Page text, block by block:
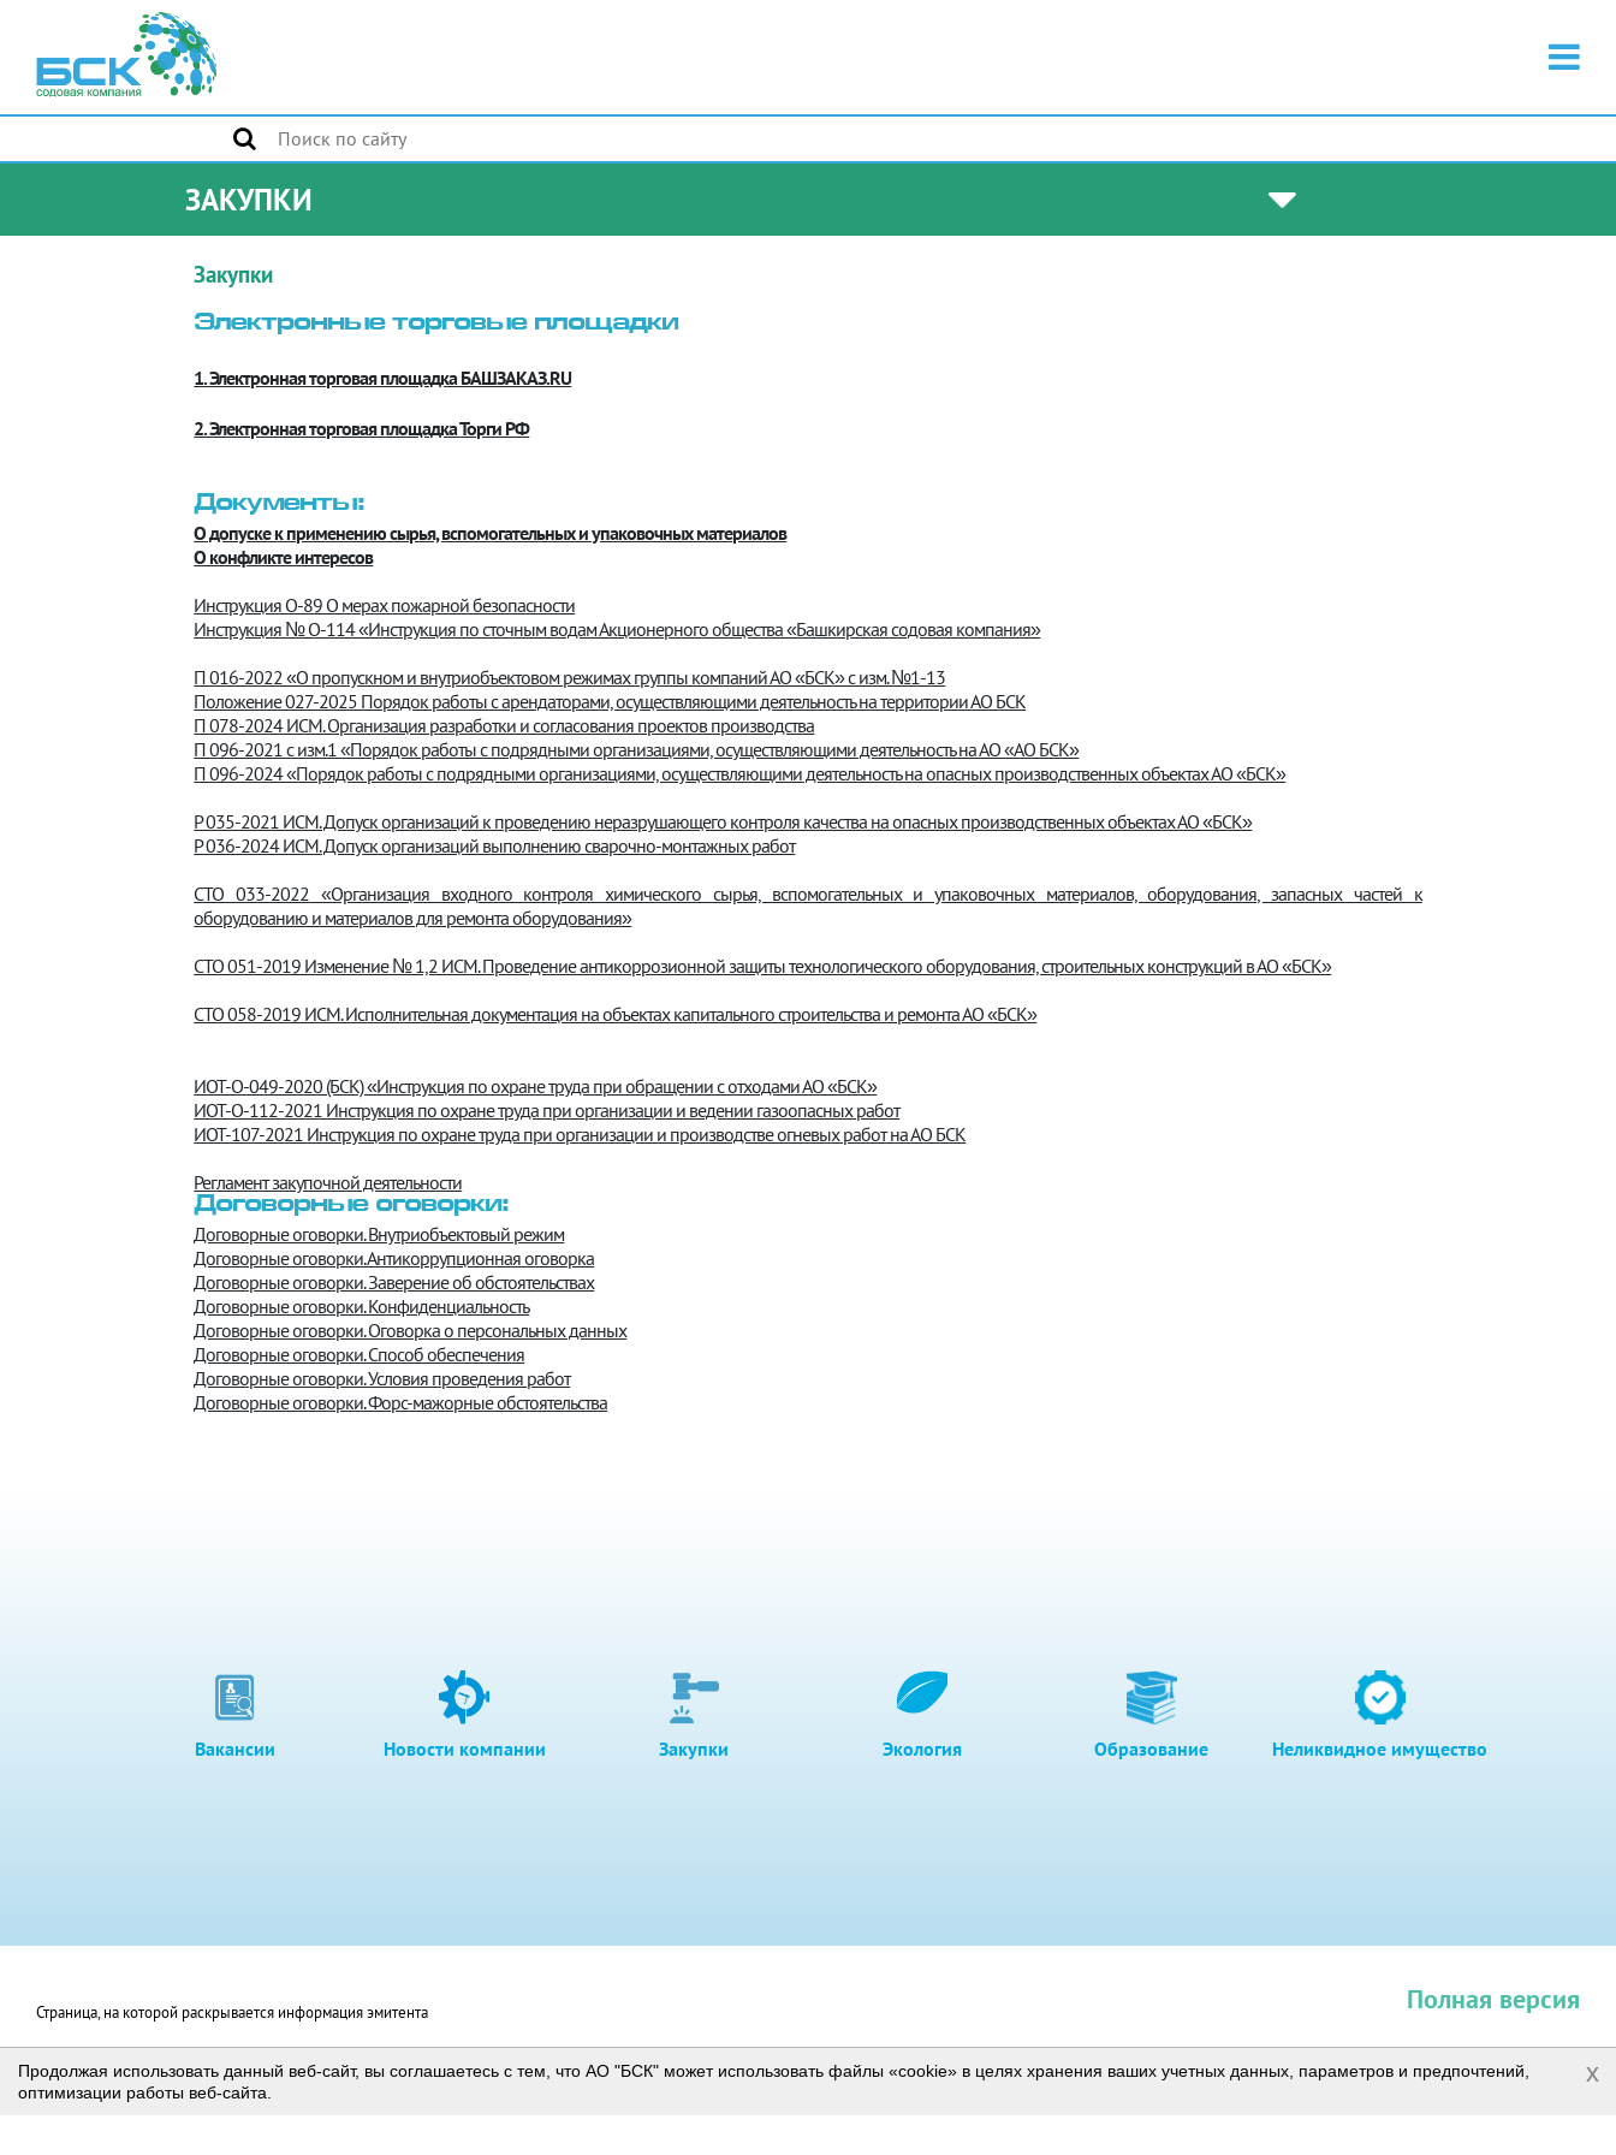
ЗАКУПКИ
Закупки
Электронные торговые площадки
1. Электронная торговая площадка БАШЗАКАЗ.RU
2. Электронная торговая площадкаТорги РФ
Документы:
О допуске к применению сырья, вспомогательных и упаковочных материалов
О конфликте интересов
Инструкция О-89 О мерах пожарной безопасности
Инструкция № О-114 «Инструкция по сточным водам Акционерного общества «Башкирская содовая компания»
П 016-2022 «О пропускном и внутриобъектовом режимах группы компаний АО «БСК» с изм. №1-13
Положение 027-2025 Порядок работы с арендаторами, осуществляющими деятельность на территории АО БСК
П 078-2024 ИСМ. Организация разработки и согласования проектов производства
П 096-2021 с изм.1 «Порядок работы с подрядными организациями, осуществляющими деятельность на АО «АО БСК»
П 096-2024 «Порядок работы с подрядными организациями, осуществляющими деятельность на опасных производственных объектах АО «БСК»
Р 035-2021 ИСМ. Допуск организаций к проведению неразрушающего контроля качества на опасных производственных объектах АО «БСК»
Р 036-2024 ИСМ. Допуск организаций выполнению сварочно-монтажных работ
СТО 033-2022 «Организация входного контроля химического сырья, вспомогательных и упаковочных материалов, оборудования, запасных частей к
оборудованию и материалов для ремонта оборудования»
СТО 051-2019 Изменение № 1,2 ИСМ. Проведение антикоррозионной защиты технологического оборудования, строительных конструкций в АО «БСК»
СТО 058-2019 ИСМ. Исполнительная документация на объектах капитального строительства и ремонта АО «БСК»
ИОТ-О-049-2020 (БСК) «Инструкция по охране труда при обращении с отходами АО «БСК»
ИОТ-О-112-2021 Инструкция по охране труда при организации и ведении газоопасных работ
ИОТ-107-2021 Инструкция по охране труда при организации и производстве огневых работ на АО БСК
Регламент закупочной деятельности
Договорные оговорки:
Договорные оговорки. Внутриобъектовый режим
Договорные оговорки. Антикоррупционная оговорка
Договорные оговорки. Заверение об обстоятельствах
Договорные оговорки. Конфиденциальность
Договорные оговорки. Оговорка о персональных данных
Договорные оговорки. Способ обеспечения
Договорные оговорки. Условия проведения работ
Договорные оговорки. Форс-мажорные обстоятельства
Вакансии Новости компании Закупки Экология Образование Неликвидное имущество
Страница, на которой раскрывается информация эмитента
© Акционерное общество «Башкирская содовая компания»
Полная версия
Продолжая использовать данный веб-сайт, вы соглашаетесь с тем, что АО "БСК" может использовать файлы «cookie» в целях хранения ваших учетных данных, параметров и предпочтений,
оптимизации работы веб-сайта.
x